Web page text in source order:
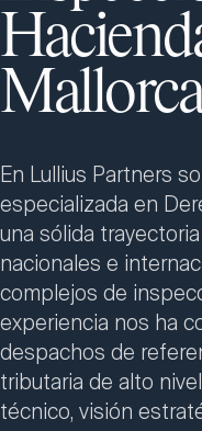
En Lullius Partners
especializada en
una sólida
nacionales e
complejos de
experiencia nos ha
despachos de
tributaria de alto
técnico, visión